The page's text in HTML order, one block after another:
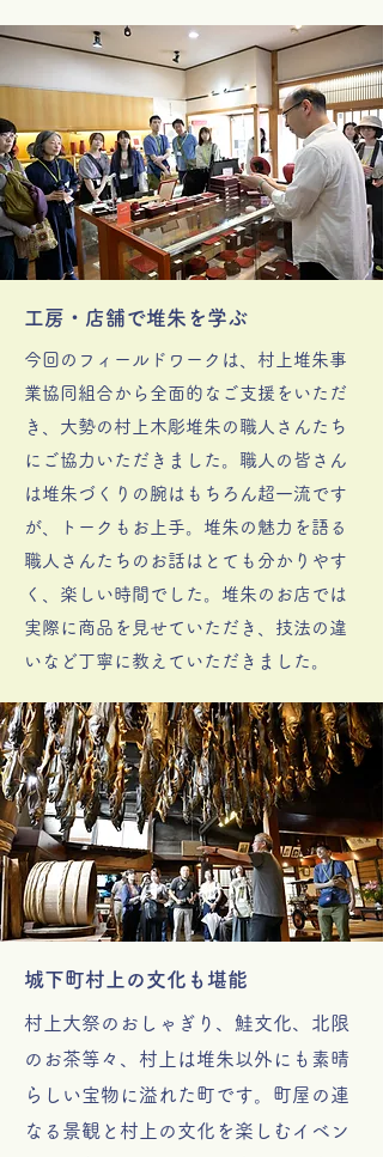
工房・店舗で堆朱を学ぶ
今回のフィールドワークは、村上堆朱事
業協同組合から全面的なご支援をいただ
き、大勢の村上木彫堆朱の職人さんたち
にご協力いただきました。職人の皆さん
は堆朱づくりの腕はもちろん超一流です
が、トークもお上手。堆朱の魅力を語る
職人さんたちのお話はとても分かりやす
く、楽しい時間でした。堆朱のお店では
実際に商品を見せていただき、技法の違
いなど丁寧に教えていただきました。
城下町村上の文化も堪能
村上大祭のおしゃぎり、鮭文化、北限
のお茶等々、村上は堆朱以外にも素晴
らしい宝物に溢れた町です。町屋の連
なる景観と村上の文化を楽しむイベン